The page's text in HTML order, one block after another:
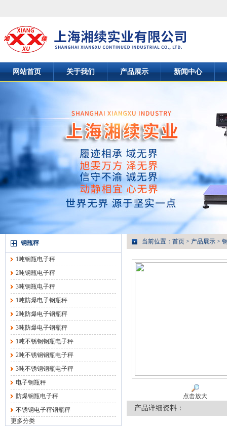
网站首页 关于我们 产品展示 新闻中心
钢瓶秤
1吨钢瓶电子秤
2吨钢瓶电子秤
3吨钢瓶电子秤
1吨防爆电子钢瓶秤
2吨防爆电子钢瓶秤
3吨防爆电子钢瓶秤
1吨不锈钢钢瓶电子秤
2吨不锈钢钢瓶电子秤
3吨不锈钢钢瓶电子秤
电子钢瓶秤
防爆钢瓶电子秤
不锈钢电子秤钢瓶秤
更多分类
当前位置： 首页 > 产品展示 >
点击放大
产品详细资料：